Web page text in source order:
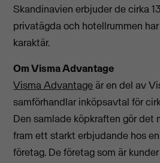
Skandinavien erbjuder de cirka
privatägda och hotellrummen
karaktär.
Om Visma Advantage
Visma Advantageär en del av
samförhandlar inköpsavtal för
Den samlade köpkraften gör det
fram ett starkt erbjudande hos
företag. De företag som är